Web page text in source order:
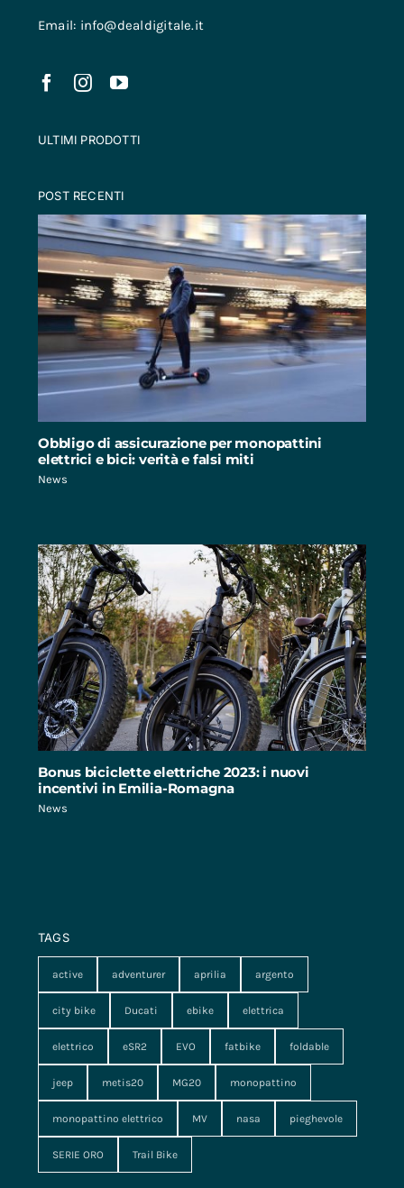
Email: info@dealdigitale.it
ULTIMI PRODOTTI
POST RECENTI
Obbligo di assicurazione per monopattini
elettrici e bici: verità e falsi miti
News
Bonus biciclette elettriche 2023: i nuovi
incentivi in Emilia-Romagna
News
TAGS
active adventurer aprilia argento
city bike Ducati ebike elettrica
elettrico eSR2 EVO fatbike foldable
jeep metis20 MG20 monopattino
monopattino elettrico MV nasa pieghevole
SERIE ORO Trail Bike